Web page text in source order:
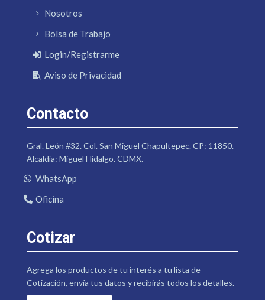
Nosotros
Bolsa de Trabajo
Login/Registrarme
Aviso de Privacidad
Contacto
Gral. León #32. Col. San Miguel Chapultepec. CP: 11850.
Alcaldía: Miguel Hidalgo. CDMX.
WhatsApp
Oficina
Cotizar
Agrega los productos de tu interés a tu lista de
Cotización, envía tus datos y recibirás todos los detalles.